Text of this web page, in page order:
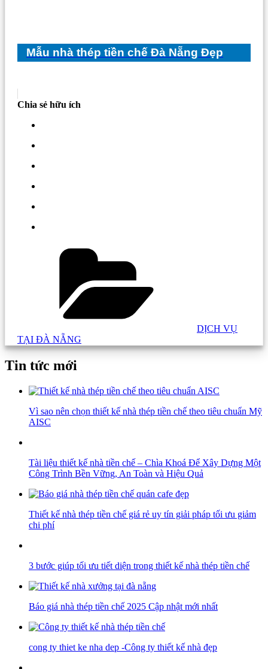
Mẫu nhà thép tiền chế Đà Nẵng Đẹp
Chia sẻ hữu ích
DỊCH VỤ
TẠI ĐÀ NẴNG
Tin tức mới
Vì sao nên chọn thiết kế nhà thép tiền chế theo tiêu chuẩn Mỹ
AISC
Tài liệu thiết kế nhà tiền chế – Chìa Khoá Để Xây Dựng Một
Công Trình Bền Vững, An Toàn và Hiệu Quả
Thiết kế nhà thép tiền chế giá rẻ uy tín giải pháp tối ưu giảm
chi phí
3 bước giúp tối ưu tiết diện trong thiết kế nhà thép tiền chế
Báo giá nhà thép tiền chế 2025 Cập nhật mới nhất
cong ty thiet ke nha dep -Công ty thiết kế nhà đẹp